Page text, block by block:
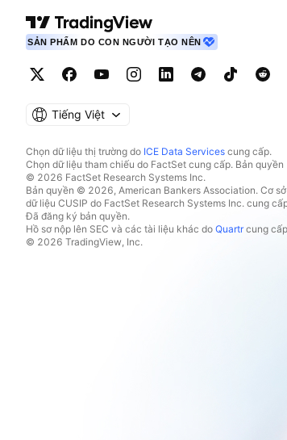
SẢN PHẨM DO CON NGƯỜI TẠO NÊN
Tiếng Việt
Chọn dữ liệu thị trường do ICE Data Services cung cấp.
Chọn dữ liệu tham chiếu do FactSet cung cấp. Bản quyền
© 2026 FactSet Research Systems Inc.
Bản quyền © 2026, American Bankers Association. Cơ sở
dữ liệu CUSIP do FactSet Research Systems Inc. cung
Đã đăng ký bản quyền.
Hồ sơ nộp lên SEC và các tài liệu khác do Quartrcung
© 2026 TradingView, Inc.